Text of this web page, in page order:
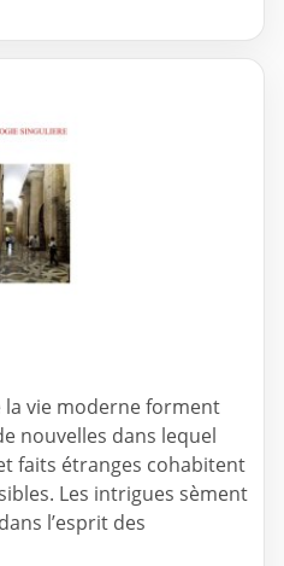
la vie moderne forment
nouvelles dans lequel
faits étranges cohabitent
Les intrigues sèment
l’esprit des